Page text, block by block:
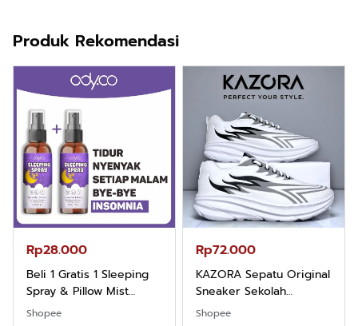
Produk Rekomendasi
Rp28.000
Beli 1 Gratis 1 Sleeping
Spray & Pillow Mist
Aromatherapy Lavender
Shopee
Rp72.000
KAZORA Sepatu Original
Sneaker Sekolah
Olahraga Sport Running
Shopee